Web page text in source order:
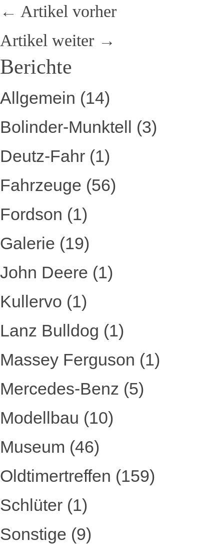
← Artikel vorher
Artikel weiter →
Berichte
Allgemein (14)
Bolinder-Munktell (3)
Deutz-Fahr (1)
Fahrzeuge (56)
Fordson (1)
Galerie (19)
John Deere (1)
Kullervo (1)
Lanz Bulldog (1)
Massey Ferguson (1)
Mercedes-Benz (5)
Modellbau (10)
Museum (46)
Oldtimertreffen (159)
Schlüter (1)
Sonstige (9)